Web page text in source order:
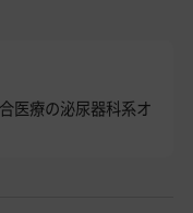
医療の泌尿器科系オ